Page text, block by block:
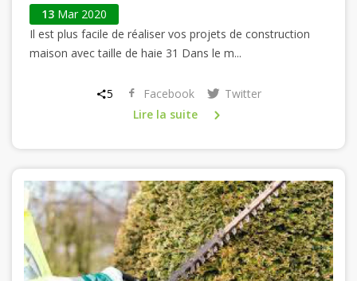
13 Mar 2020
Il est plus facile de réaliser vos projets de construction
maison avec taille de haie 31 Dans le m...
5 Facebook
Twitter
Lire la suite